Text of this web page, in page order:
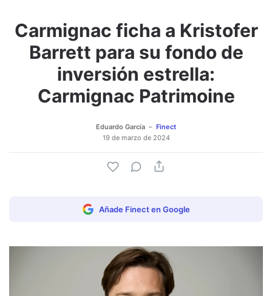
Carmignac ficha a Kristofer
Barrett para su fondo de
inversión estrella:
Carmignac Patrimoine
Eduardo García
Finect
19 de marzo de 2024
Añade Finect en Google